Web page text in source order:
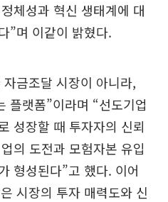
체성과 혁신 생태계에 대
”며 이같이 밝혔다.
금조달 시장이 아니라,
플랫폼”이라며 “선도기업
성장할 때 투자자의 신뢰
의 도전과 모험자본 유입
형성된다”고 했다. 이어
시장의 투자 매력도와 신